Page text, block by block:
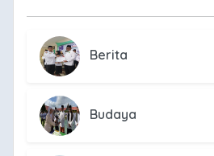
Berita
Budaya